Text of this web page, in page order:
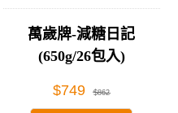
萬歲牌-減糖日記
(650g/26包入)
$749 $862